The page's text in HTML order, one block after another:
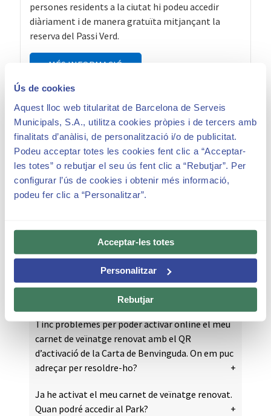
Ús de cookies
Aquest lloc web titularitat de Barcelona de Serveis
Municipals, S.A., utilitza cookies pròpies i de tercers amb
finalitats d’anàlisi, de personalització i/o de publicitat.
Podeu acceptar totes les cookies fent clic a “Acceptar-
les totes” o rebutjar el seu ús fent clic a “Rebutjar”. Per
configurar l’ús de cookies i obtenir més informació,
podeu fer clic a “Personalitzar”.
Acceptar-les totes
Personalitzar
Rebutjar
persones residents a la ciutat hi podeu accedir
diàriament i de manera gratuïta mitjançant la
reserva del Passi Verd.
MÉS INFORMACIÓ
FAQ’s – Carnet de veïnatge
He rebut els carnets de veïnatge al meu domicili.
Com he de procedir per poder entrar al Park
Tinc problemes per poder activar online el meu
carnet de veïnatge renovat amb el QR
d’activació de la Carta de Benvinguda. On em puc
adreçar per resoldre-ho?
Ja he activat el meu carnet de veïnatge renovat.
Quan podré accedir al Park?